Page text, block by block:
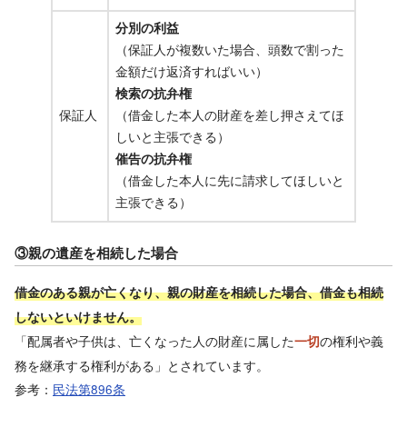
保証人
分別の利益
（保証人が複数いた場合、頭数で割った
金額だけ返済すればいい）
検索の抗弁権
（借金した本人の財産を差し押さえてほ
しいと主張できる）
催告の抗弁権
（借金した本人に先に請求してほしいと
主張できる）
③親の遺産を相続した場合
借金のある親が亡くなり、親の財産を相続した場合、借金も相続
しないといけません。
「配属者や子供は、亡くなった人の財産に属した一切の権利や義
務を継承する権利がある」とされています。
参考： 民法第896条